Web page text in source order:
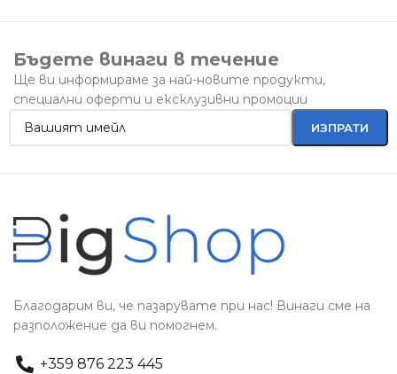
Бъдете винаги в течение
Ще ви информираме за най-новите продукти,
специални оферти и ексклузивни промоции
Благодарим ви, че пазарувате при нас! Винаги сме на
разположение да ви помогнем.
+359 876 223 445